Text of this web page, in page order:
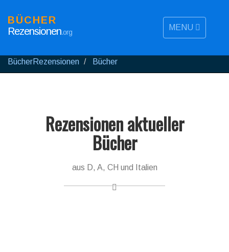
MENU
BÜCHER
Rezensionen.org
BücherRezensionen Bücher
Rezensionen aktueller
Bücher
aus D, A, CH und Italien